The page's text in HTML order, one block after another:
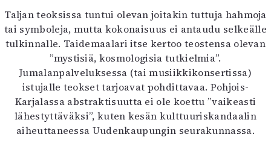
Taljan teoksissa tuntui olevan joitakin tuttuja hahmoja
tai symboleja, mutta kokonaisuus ei antaudu selkeälle
tulkinnalle. Taidemaalari itse kertoo teostensa olevan
”mystisiä, kosmologisia tutkielmia”.
Jumalanpalveluksessa (tai musiikkikonsertissa)
istujalle teokset tarjoavat pohdittavaa. Pohjois-
Karjalassa abstraktisuutta ei ole koettu ”vaikeasti
lähestyttäväksi”, kuten kesän kulttuuriskandaalin
aiheuttaneessa Uudenkaupungin seurakunnassa.